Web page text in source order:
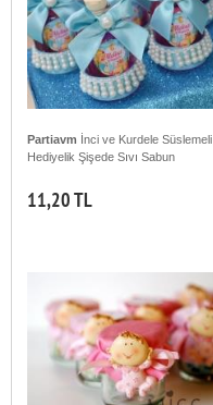
Partiavm İnci ve Kurdele Süslemeli
Hediyelik Şişede Sıvı Sabun
11,20 TL